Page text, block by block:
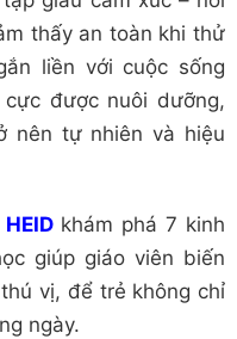
thấy an toàn khi thử
liền với cuộc sống
được nuôi dưỡng,
nên tự nhiên và hiệu
HEID khám phá 7 kinh
giúp giáo viên biến
vị, để trẻ không chỉ
ngày.